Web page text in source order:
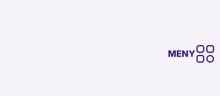
MENY